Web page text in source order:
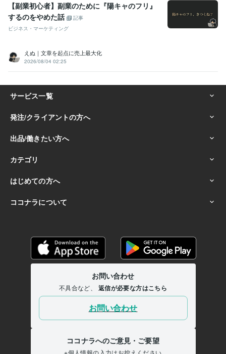
【副業初心者】副業のために『陽キャのフリ』
するのをやめた話
記事
ビジネス・マーケティング
えぬ｜文章を起点に売上最大化
2026/08/04 02:25